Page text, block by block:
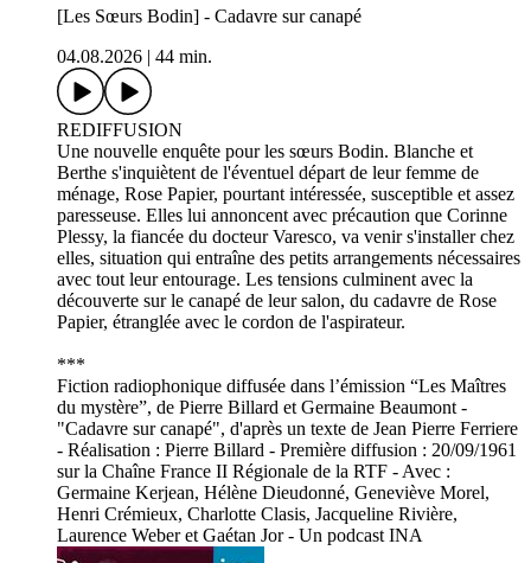
[Les Sœurs Bodin] - Cadavre sur canapé
04.08.2026
44 min.
REDIFFUSION
Une nouvelle enquête pour les sœurs Bodin. Blanche et
Berthe s'inquiètent de l'éventuel départ de leur femme de
ménage, Rose Papier, pourtant intéressée, susceptible et assez
paresseuse. Elles lui annoncent avec précaution que Corinne
Plessy, la fiancée du docteur Varesco, va venir s'installer chez
elles, situation qui entraîne des petits arrangements nécessaires
avec tout leur entourage. Les tensions culminent avec la
découverte sur le canapé de leur salon, du cadavre de Rose
Papier, étranglée avec le cordon de l'aspirateur.
***
Fiction radiophonique diffusée dans l’émission “Les Maîtres
du mystère”, de Pierre Billard et Germaine Beaumont -
"Cadavre sur canapé", d'après un texte de Jean Pierre Ferriere
- Réalisation : Pierre Billard - Première diffusion : 20/09/1961
sur la Chaîne France II Régionale de la RTF - Avec :
Germaine Kerjean, Hélène Dieudonné, Geneviève Morel,
Henri Crémieux, Charlotte Clasis, Jacqueline Rivière,
Laurence Weber et Gaétan Jor - Un podcast INA